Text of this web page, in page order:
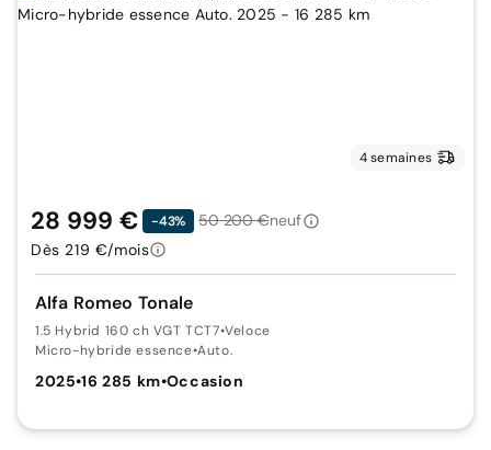
4 semaines
Alfa Romeo Tonale
1.5 Hybrid 160 ch VGT TCT7•Veloce
Micro-hybride essence•Auto.
2025•16 285 km•Occasion
28 999 € -43% 50 200 €neuf
Dès 219 €/mois